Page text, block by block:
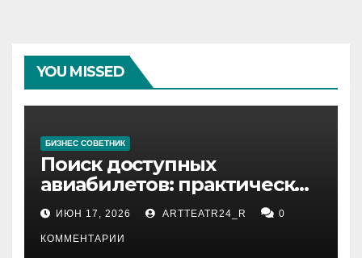
YOU MISSED
БИЗНЕС СОВЕТНИК
Поиск доступных
авиабилетов: практические
рекомендации
ИЮН 17, 2026 ARTTEATR24_R 0
КОММЕНТАРИИ